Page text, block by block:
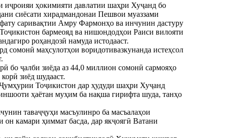
иҷроияи ҳокимияти давлатии шаҳри Хуҷанд бо
сиёсати хирадмандонаи Пешвои муаззами
саривақтии Амру Фармонҳо ва инчунин дастуру
бармеояд ва нишондодҳои Раиси вилояти
роҳандозӣ намуда истодааст.
сомонӣ маҳсулотҳои воридотивазкунанда истеҳсол
бо ҷалби зиёда аз 44,0 миллион сомонӣ сармояҳо
зиёд шудааст.
Тоҷикистон дар ҳудуди шаҳри Хуҷанд
ҳаётан муҳим ба нақша гирифта шуда, танҳо
таваҷҷуҳи масъулинро ба масъалаҳои
он камари ҳиммат басда, дар якҷоягӣ Ватани